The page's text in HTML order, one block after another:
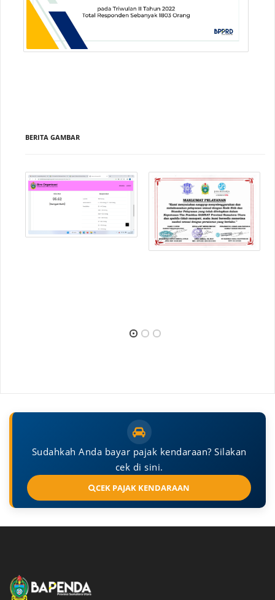
BERITA GAMBAR
Sudahkah Anda bayar pajak kendaraan? Silakan
cek di sini.
CEK PAJAK KENDARAAN